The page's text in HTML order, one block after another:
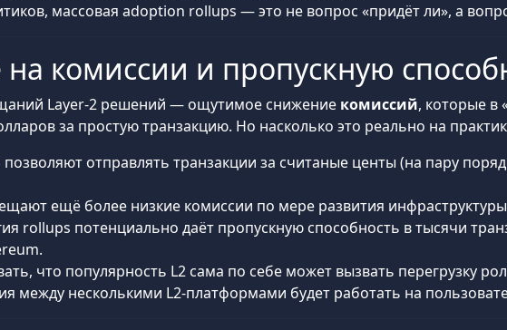
массовая adoption rollups — это не вопрос «придёт ли», а
комиссии и пропускную
Layer-2 решений — ощутимое снижение комиссий, которые в
за простую транзакцию. Но насколько это реально на
позволяют отправлять транзакции за считаные центы (на пару
ещё более низкие комиссии по мере развития
rollups потенциально даёт пропускную способность в тысячи
что популярность L2 сама по себе может вызвать перегрузку
между несколькими L2-платформами будет работать на